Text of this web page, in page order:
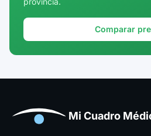
Girona
Huesca
Comparar
Mi Cuadro